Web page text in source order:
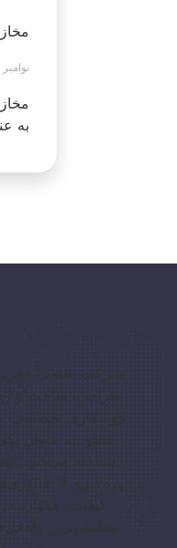
نوامبر 13, 2024
به
شرکت صنعت مخزن
طراحی، ساخت و
جوشکاری تخصصی،
سیلو، به عنوان
شناخته می‌شود.
بهره‌گیری از
کیفیت، همواره
مطمئن‌ترین